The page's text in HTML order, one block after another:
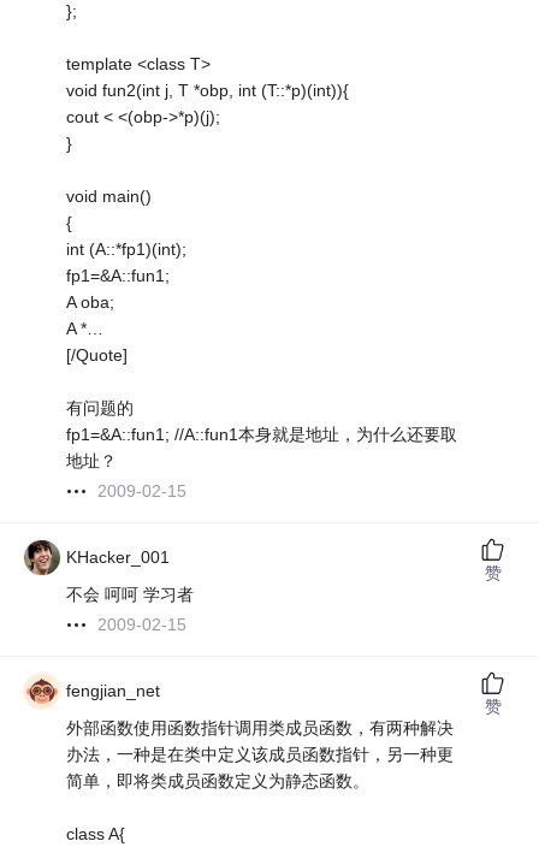
};
template <class T>
void fun2(int j, T *obp, int (T::*p)(int)){
cout < <(obp->*p)(j);
}
void main()
{
int (A::*fp1)(int);
fp1=&A::fun1;
A oba;
A *…
[/Quote]
有问题的
fp1=&A::fun1; //A::fun1本身就是地址，为什么还要取
地址？
2009-02-15
KHacker_001
不会 呵呵 学习者
2009-02-15
赞
fengjian_net
外部函数使用函数指针调用类成员函数，有两种解决
办法，一种是在类中定义该成员函数指针，另一种更
简单，即将类成员函数定义为静态函数。
class A{
赞